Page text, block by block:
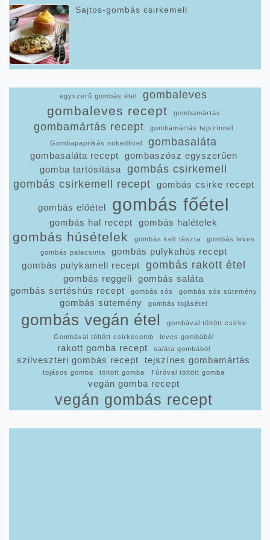
Sajtos-gombás csirkemell
egyszerű gombás étel gombaleves
gombaleves recept gombamártás
gombamártás recept gombamártás tejszínnel
Gombapaprikás nokedlivel gombasaláta
gombasaláta recept
gombaszósz egyszerűen
gomba tartósítása
gombás csirkemell
gombás csirkemell recept
gombás csirke recept
gombás előétel gombás főétel
gombás hal recept gombás halételek
gombás húsételek gombás kelt tészta
gombás leves
gombás palacsinta
gombás pulykahús recept
gombás pulykamell recept
gombás rakott étel
gombás reggeli
gombás saláta
gombás sertéshús recept
gombás sós gombás sós sütemény
gombás sütemény gombás tojásétel
gombás vegán étel
gombával töltött csirke
Gombával töltött csirkecomb
leves gombából
rakott gomba recept saláta gombából
szilveszteri gombás recept tejszínes gombamártás
tojásos gomba töltött gomba Túróval töltött gomba
vegán gomba recept
vegán gombás recept